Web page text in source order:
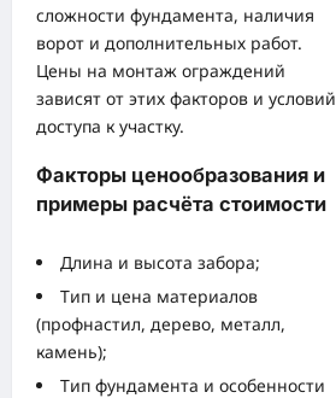
сложности фундамента, наличия
ворот и дополнительных работ.
Цены на монтаж ограждений
зависят от этих факторов и условий
доступа к участку.
Факторы ценообразования и
примеры расчёта стоимости
Длина и высота забора;
Тип и цена материалов
(профнастил, дерево, металл,
камень);
Тип фундамента и особенности